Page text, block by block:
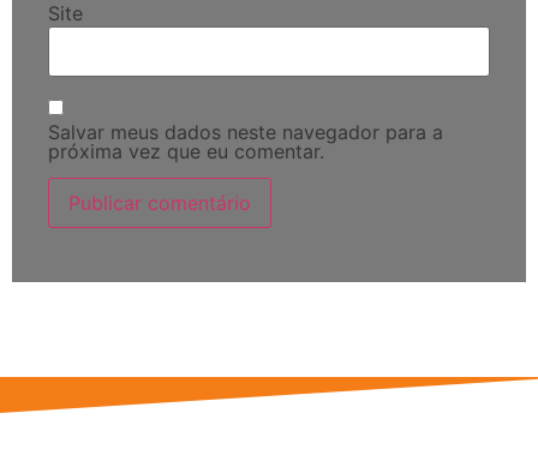
Site
Salvar meus dados neste navegador para a
próxima vez que eu comentar.